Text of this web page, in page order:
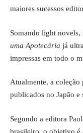
maiores sucessos
Somando light novels,
uma Apotecária já
impressas em todo o
Atualmente, a
publicados no Japão e
Segundo a editora
brasileiro, o objetivo é